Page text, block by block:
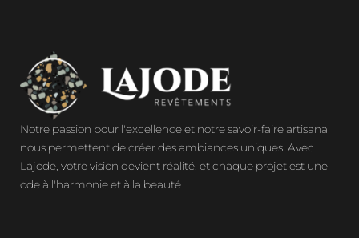
Notre passion pour l'excellence et notre savoir-faire artisanal
nous permettent de créer des ambiances uniques. Avec
Lajode, votre vision devient réalité, et chaque projet est une
ode à l'harmonie et à la beauté.